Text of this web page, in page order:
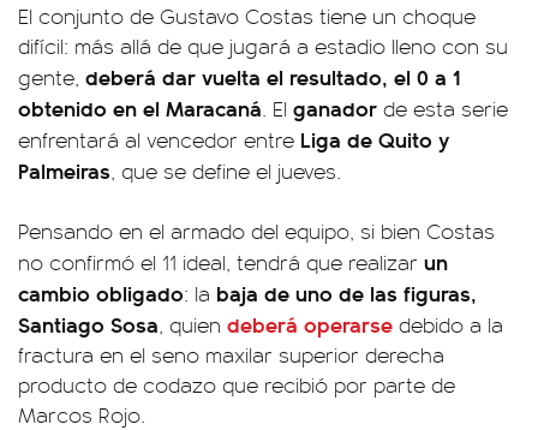
El conjunto de Gustavo Costas tiene un choque
difícil: más allá de que jugará a estadio lleno con su
gente, deberá dar vuelta el resultado, el 0 a 1
obtenido en el Maracaná. El ganador de esta serie
enfrentará al vencedor entre Liga de Quito y
Palmeiras, que se define el jueves.
Pensando en el armado del equipo, si bien Costas
no confirmó el 11 ideal, tendrá que realizar un
cambio obligado: la baja de uno de las figuras,
Santiago Sosa, quien deberá operarse debido a la
fractura en el seno maxilar superior derecha
producto de codazo que recibió por parte de
Marcos Rojo.